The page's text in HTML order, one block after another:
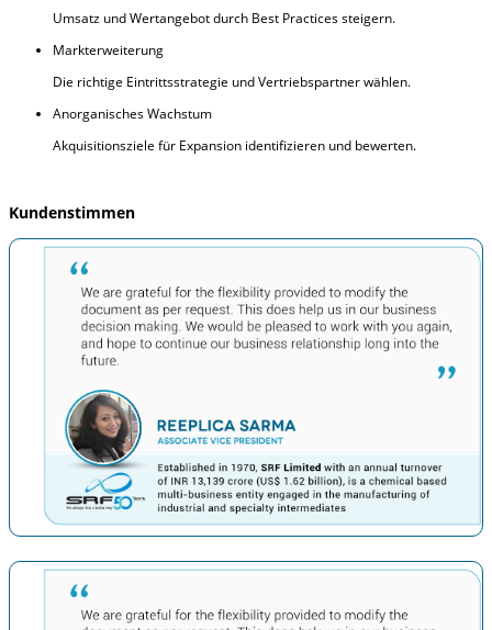
Umsatz und Wertangebot durch Best Practices steigern.
Markterweiterung
Die richtige Eintrittsstrategie und Vertriebspartner wählen.
Anorganisches Wachstum
Akquisitionsziele für Expansion identifizieren und bewerten.
Kundenstimmen